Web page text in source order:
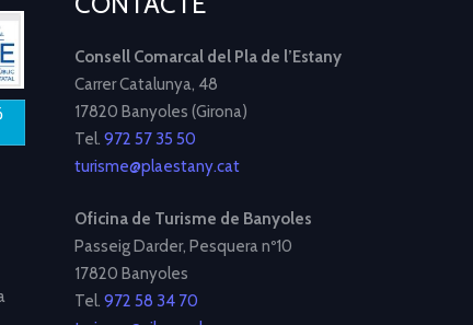
Consell Comarcal del Pla de l’Estany
Carrer Catalunya, 48
17820 Banyoles (Girona)
Tel. 972 57 35 50
turisme@plaestany.cat
Oficina de Turisme de Banyoles
Passeig Darder, Pesquera nº10
17820 Banyoles
Tel. 972 58 34 70